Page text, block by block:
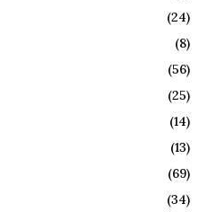
(24)
(8)
(56)
(25)
(14)
(13)
(69)
(34)